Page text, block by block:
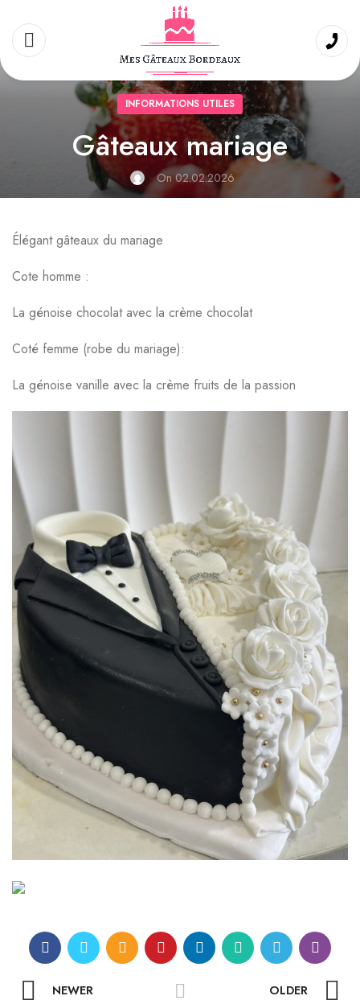
INFORMATIONS UTILES
Gâteaux mariage
On 02.02.2026
Élégant gâteaux du mariage
Cote homme :
La génoise chocolat avec la crème chocolat
Coté femme (robe du mariage):
La génoise vanille avec la crème fruits de la passion
NEWER OLDER